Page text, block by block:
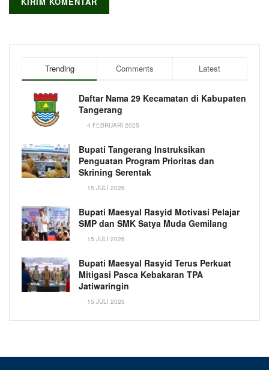
Trending Comments Latest
Daftar Nama 29 Kecamatan di Kabupaten
Tangerang
4 FEBRUARI 2025
Bupati Tangerang Instruksikan
Penguatan Program Prioritas dan
Skrining Serentak
15 JULI 2026
Bupati Maesyal Rasyid Motivasi Pelajar
SMP dan SMK Satya Muda Gemilang
15 JULI 2026
Bupati Maesyal Rasyid Terus Perkuat
Mitigasi Pasca Kebakaran TPA
Jatiwaringin
15 JULI 2026